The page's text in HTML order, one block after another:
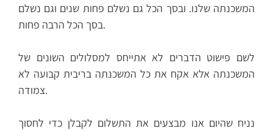
המשכנתה שלנו. ובסך הכל גם נשלם פחות שנים וגם נשלם
בסך הכל הרבה פחות.
לשם פישוט הדברים לא אתייחס למסלולים השונים של
המשכנתה אלא אקח את כל המשכנתה בריבית קבועה לא
צמודה.
נניח שהיום אנו מבצעים את התשלום לקבלן כדי לחסוך